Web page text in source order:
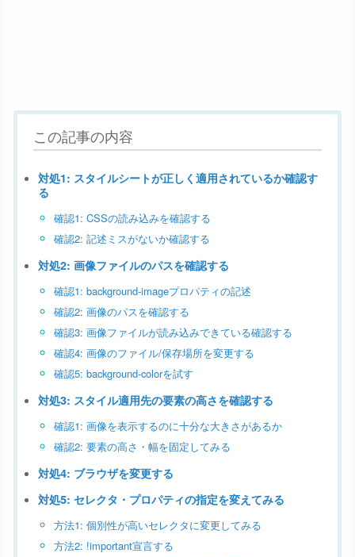
この記事の内容
対処1: スタイルシートが正しく適用されているか確認す
る
確認1: CSSの読み込みを確認する
確認2: 記述ミスがないか確認する
対処2: 画像ファイルのパスを確認する
確認1: background-imageプロパティの記述
確認2: 画像のパスを確認する
確認3: 画像ファイルが読み込みできている確認する
確認4: 画像のファイル/保存場所を変更する
確認5: background-colorを試す
対処3: スタイル適用先の要素の高さを確認する
確認1: 画像を表示するのに十分な大きさがあるか
確認2: 要素の高さ・幅を固定してみる
対処4: ブラウザを変更する
対処5: セレクタ・プロパティの指定を変えてみる
方法1: 個別性が高いセレクタに変更してみる
方法2: !important宣言する